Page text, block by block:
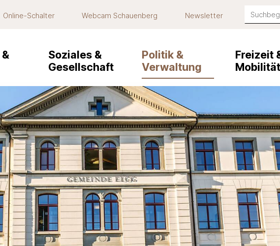
Online-Schalter Webcam Schauenberg Newsletter
Soziales &
Gesellschaft
Politik &
Verwaltung
Freizeit
Mobilität